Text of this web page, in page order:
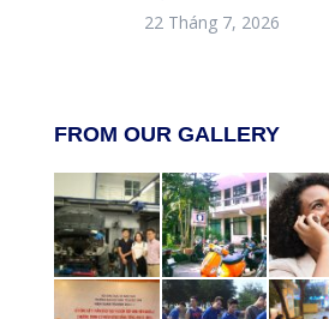
22 Tháng 7, 2026
FROM OUR GALLERY